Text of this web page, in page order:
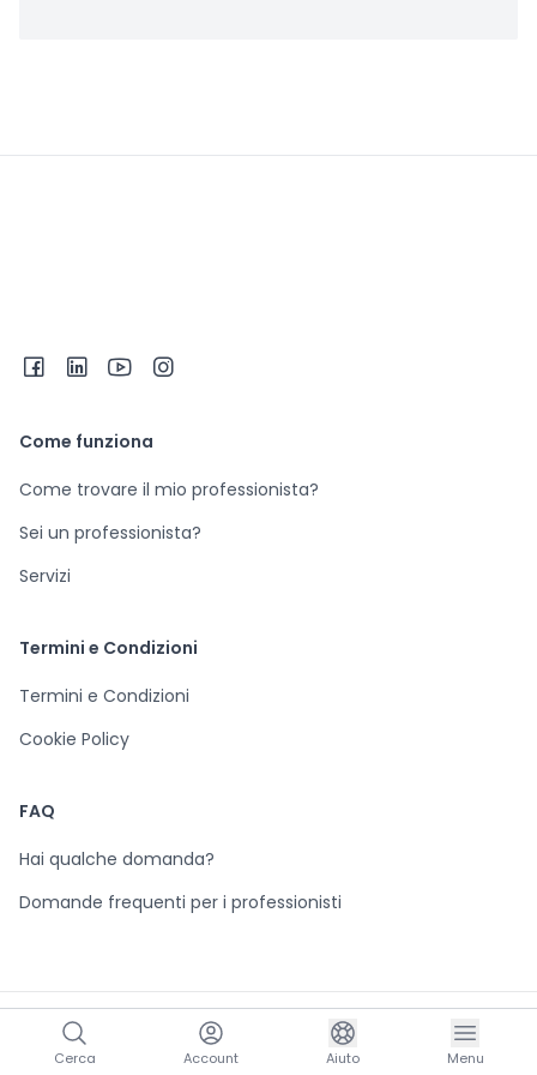
Cerca Account Aiuto Menu
Come funziona
Come trovare il mio professionista?
Sei un professionista?
Servizi
Termini e Condizioni
Termini e Condizioni
Cookie Policy
FAQ
Hai qualche domanda?
Domande frequenti per i professionisti
© 2024 Consulente Ideale P.IVA 07257590823. Tutti i diritti riservati.